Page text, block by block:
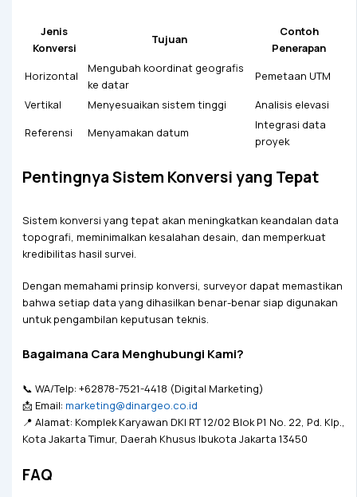
Jenis
Konversi
Tujuan
Contoh
Penerapan
Horizontal
Mengubah koordinat geografis
ke datar
Pemetaan UTM
Vertikal
Menyesuaikan sistem tinggi
Analisis elevasi
Referensi
Menyamakan datum
Integrasi data
proyek
Pentingnya Sistem Konversi yang Tepat
Sistem konversi yang tepat akan meningkatkan keandalan data
topografi, meminimalkan kesalahan desain, dan memperkuat
kredibilitas hasil survei.
Dengan memahami prinsip konversi, surveyor dapat memastikan
bahwa setiap data yang dihasilkan benar-benar siap digunakan
untuk pengambilan keputusan teknis.
Bagaimana Cara Menghubungi Kami?
📞 WA/Telp: +62878-7521-4418 (Digital Marketing)
📩 Email: marketing@dinargeo.co.id
📍 Alamat: Komplek Karyawan DKI RT 12/02 Blok P1 No. 22, Pd. Klp.,
Kota Jakarta Timur, Daerah Khusus Ibukota Jakarta 13450
FAQ